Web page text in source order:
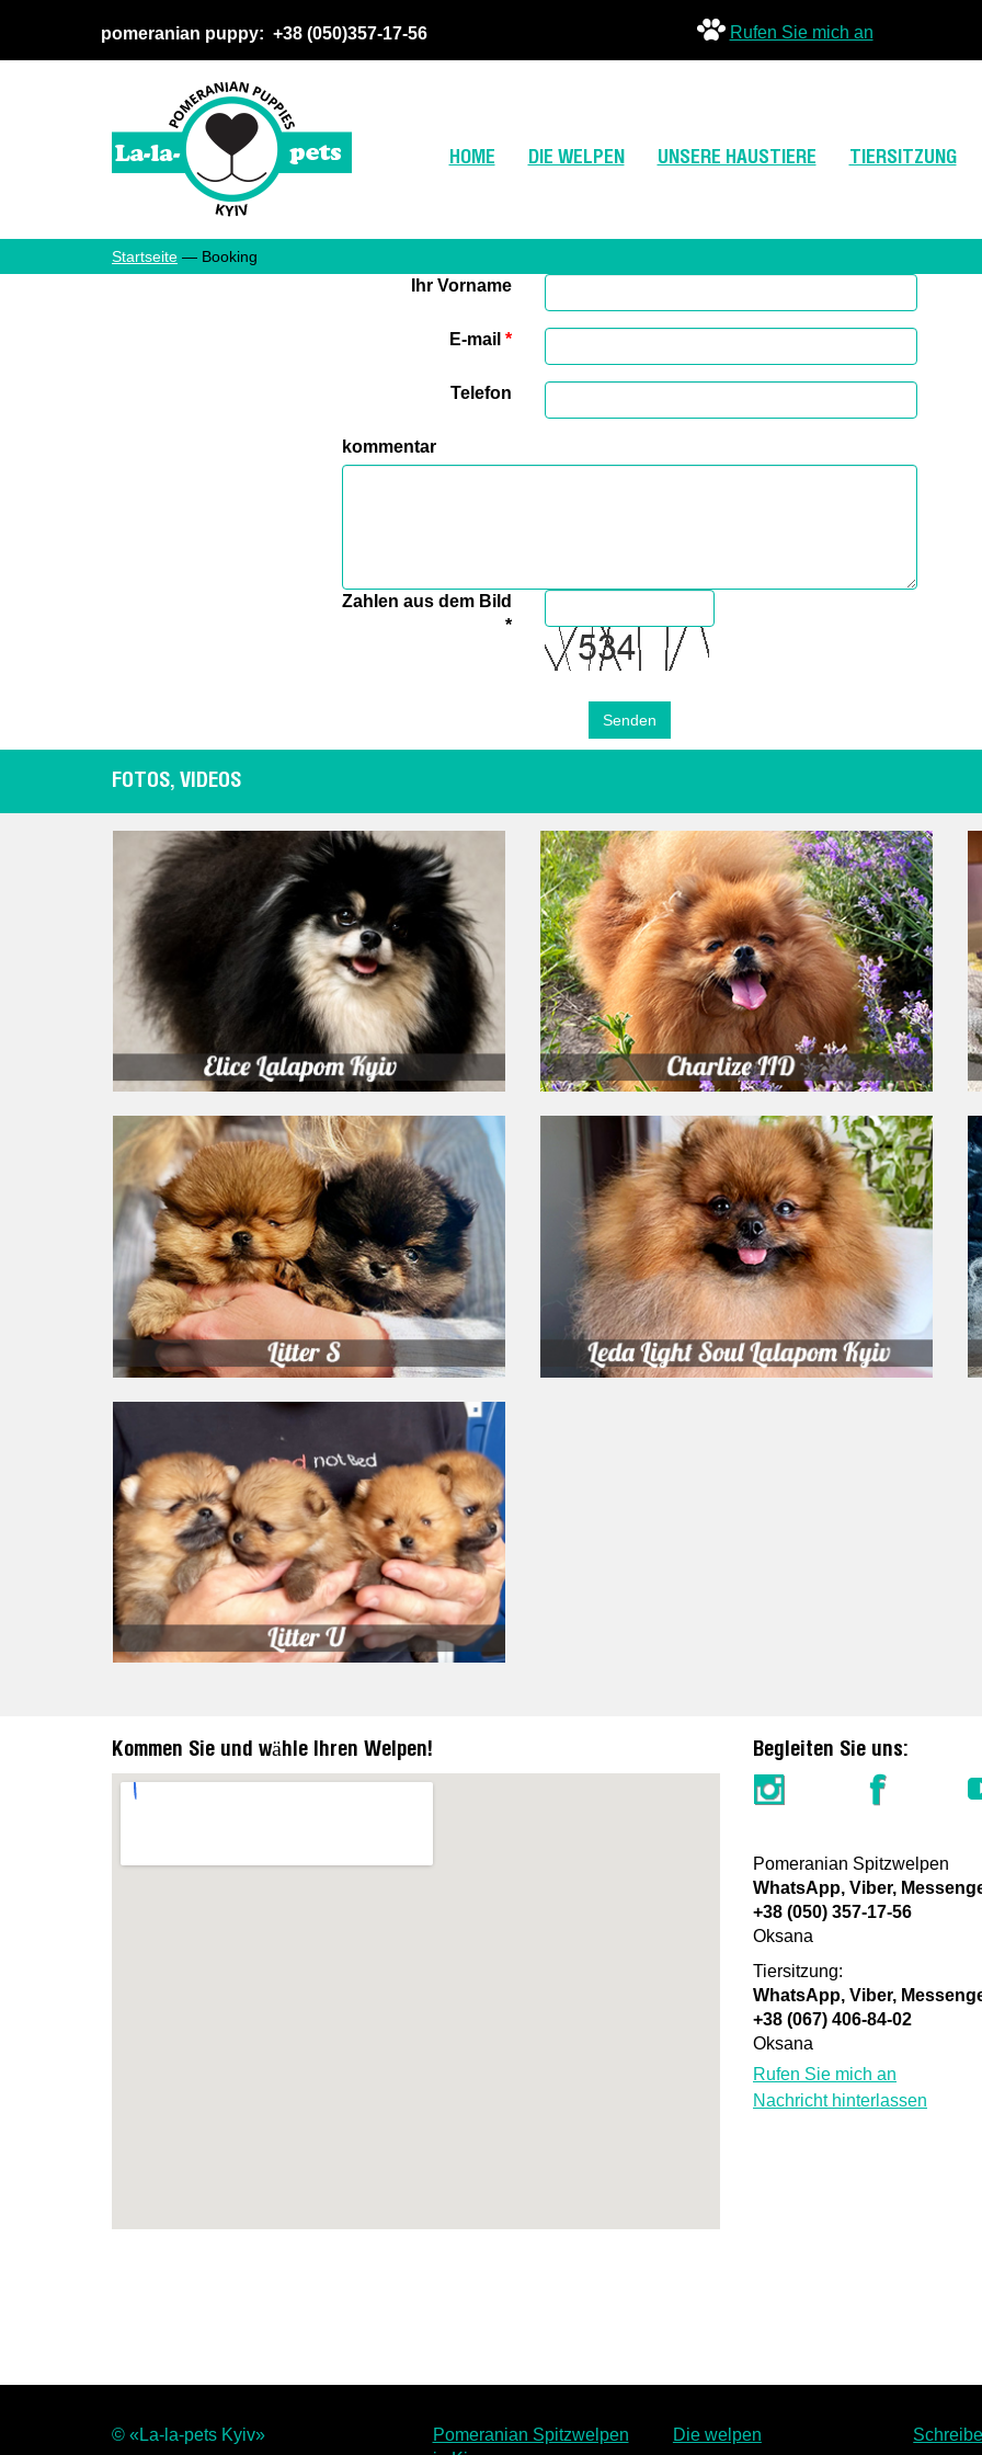
pomeranian puppy: +38 (050)357-17-56 Rufen Sie mich an
HOME DIE WELPEN UNSERE HAUSTIERE TIERSITZUNG
Startseite — Booking
Ihr Vorname
E-mail *
Telefon
kommentar
Zahlen aus dem Bild
*
FOTOS, VIDEOS
Kommen Sie und wähle Ihren Welpen!
https://embedgooglemaps.com/en/
Begleiten Sie uns:
Pomeranian Spitzwelpen
WhatsApp, Viber,
+38 (050) 357-17-56
Oksana
Tiersitzung:
WhatsApp, Viber,
+38 (067) 406-84-02
Oksana
Rufen Sie mich an
Nachricht hinterlassen
© «La-la-pets Kyiv»
Pomeranian Spitzwelpen
Die welpen